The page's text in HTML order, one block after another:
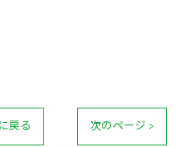
戻る 次のページ >